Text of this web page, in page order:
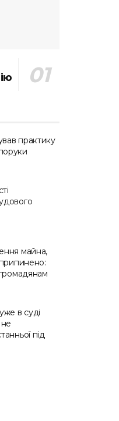
практику
майна,
припинено:
в суді
під